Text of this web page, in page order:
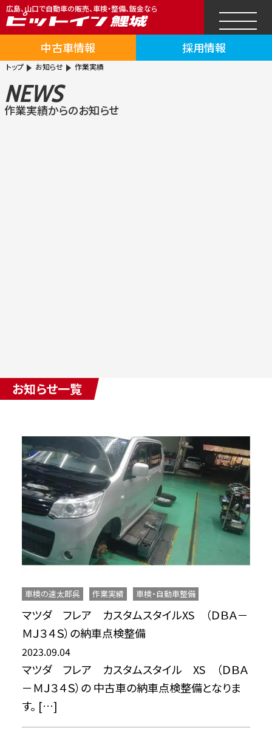
広島、山口で自動車の販売、車検・整備、鈑金なら
中古車情報 採用情報
トップ お知らせ 作業実績
NEWS
作業実績からのお知らせ
お知らせ一覧
車検の速太郎呉 作業実績 車検・自動車整備
マツダ フレア カスタムスタイルXS （ＤＢＡ－
ＭＪ３４Ｓ）の納車点検整備
2023.09.04
マツダ フレア カスタムスタイル XS （ＤＢＡ
－ＭＪ３４Ｓ）の 中古車の納車点検整備となりま
す。 […]